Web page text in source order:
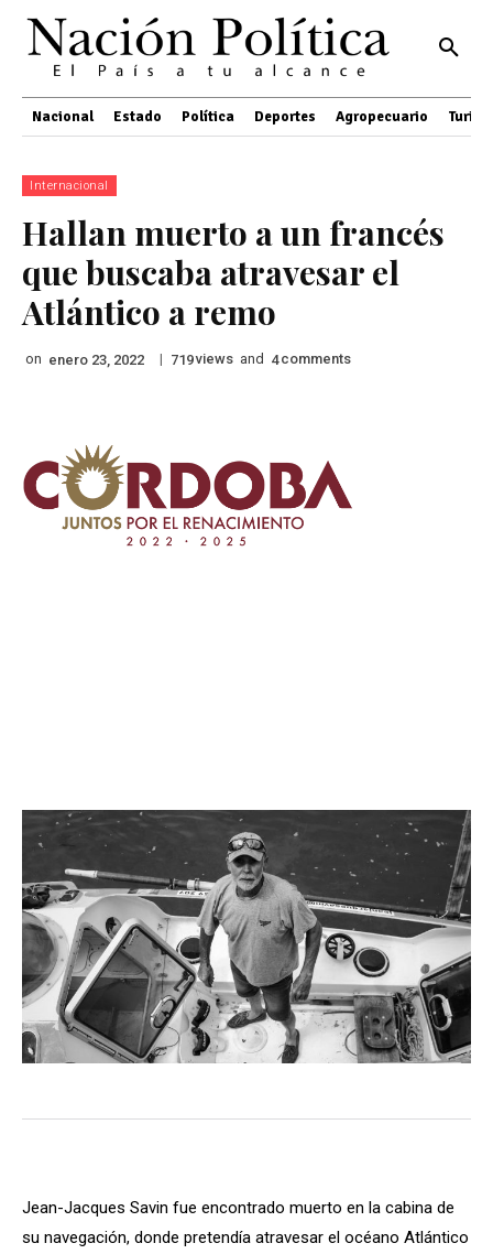
Nacional Estado Política Deportes Agropecuario
Internacional
Hallan muerto a un francés
que buscaba atravesar el
Atlántico a remo
on enero 23, 2022 | 719views and 4 comments
Jean-Jacques Savin fue encontrado muerto en la cabina de
su navegación, donde pretendía atravesar el océano Atlántico